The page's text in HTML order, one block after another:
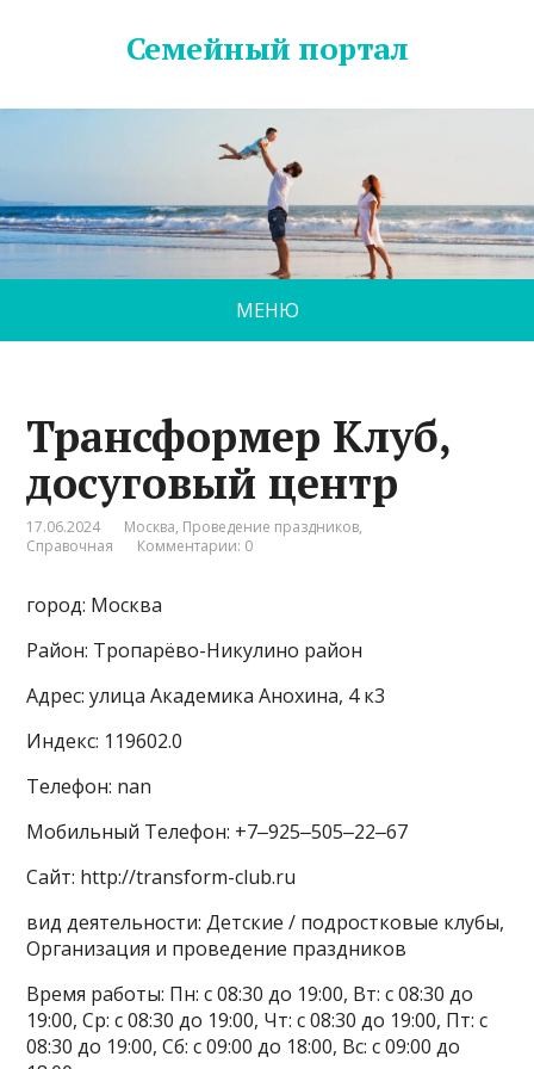
Семейный портал
МЕНЮ
Трансформер Клуб,
досуговый центр
17.06.2024 Москва, Проведение праздников,
Справочная
Комментарии: 0
город: Москва
Район: Тропарёво-Никулино район
Адрес: улица Академика Анохина, 4 к3
Индекс: 119602.0
Телефон: nan
Мобильный Телефон: +7‒925‒505‒22‒67
Сайт: http://transform-club.ru
вид деятельности: Детские / подростковые клубы,
Организация и проведение праздников
Время работы: Пн: с 08:30 до 19:00, Вт: с 08:30 до
19:00, Ср: с 08:30 до 19:00, Чт: с 08:30 до 19:00, Пт: с
08:30 до 19:00, Сб: с 09:00 до 18:00, Вс: с 09:00 до